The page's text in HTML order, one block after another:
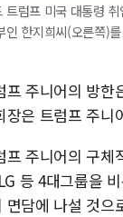
트럼프 미국 대통령
인 한지희씨(오른쪽)
프 주니어의 방
장은 트럼프 주니
프 주니어의 구
등 4대그룹을
면담에 나설 것으